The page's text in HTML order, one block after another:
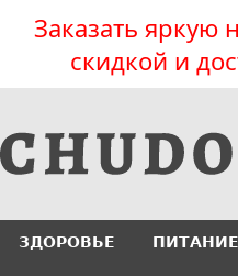
Заказать яркую
скидкой и
ЗДОРОВЬЕ ПИТАНИЕ